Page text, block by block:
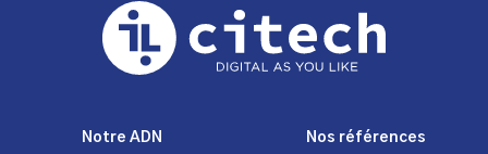
Notre ADN
Nos références